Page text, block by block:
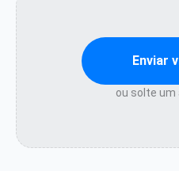
Enviar
ou solte um